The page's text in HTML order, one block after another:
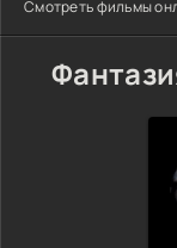
Смотреть фильмы